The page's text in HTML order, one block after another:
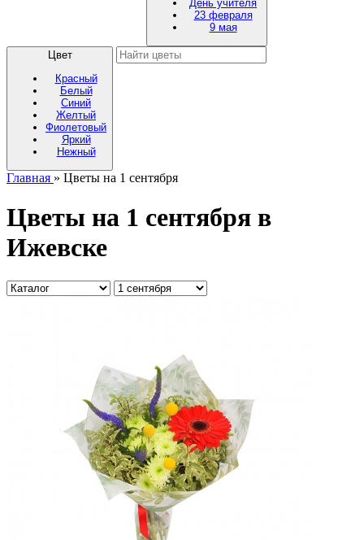
День учителя
23 февраля
9 мая
Цвет
Красный
Белый
Синий
Желтый
Фиолетовый
Яркий
Нежный
Главная » Цветы на 1 сентября
Цветы на 1 сентября в
Ижевске